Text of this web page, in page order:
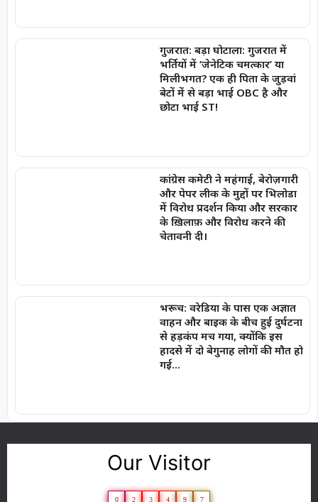
गुजरात: बड़ा घोटाला: गुजरात में
भर्तियों में ‘जेनेटिक चमत्कार’ या
मिलीभगत? एक ही पिता के जुड़वां
बेटों में से बड़ा भाई OBC है और
छोटा भाई ST!
कांग्रेस कमेटी ने महंगाई, बेरोज़गारी
और पेपर लीक के मुद्दों पर भिलोडा
में विरोध प्रदर्शन किया और सरकार
के ख़िलाफ़ और विरोध करने की
चेतावनी दी।
भरूच: वरेडिया के पास एक अज्ञात
वाहन और बाइक के बीच हुई दुर्घटना
से हड़कंप मच गया, क्योंकि इस
हादसे में दो बेगुनाह लोगों की मौत हो
गई…
Our Visitor
0 2 3 4 9 7